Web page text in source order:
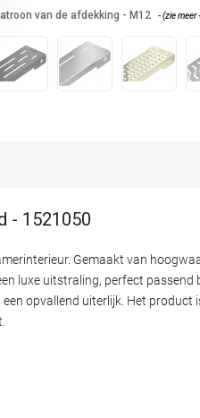
van de afdekking - M12 - (zie meer
- 1521050
Gemaakt van
luxe uitstraling, perfect passend
opvallend uiterlijk. Het